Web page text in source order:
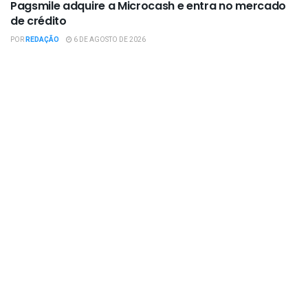
Pagsmile adquire a Microcash e entra no mercado
de crédito
PORREDAÇÃO 6 DE AGOSTO DE 2026